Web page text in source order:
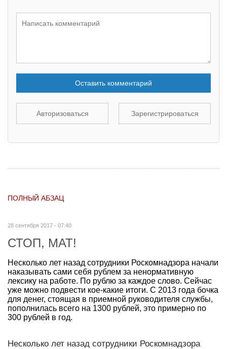
Оставить комментарий
Авторизоваться Зарегистрироваться
ПОЛНЫЙ АБЗАЦ
28 сентября 2017 - 07:40
СТОП, МАТ!
Несколько лет назад сотрудники Роскомнадзора начали
наказывать сами себя рублем за ненормативную
лексику на работе. По рублю за каждое слово. Сейчас
уже можно подвести кое-какие итоги. С 2013 года бочка
для денег, стоящая в приемной руководителя службы,
пополнилась всего на 1300 рублей, это примерно по
300 рублей в год.
Несколько лет назад сотрудники Роскомнадзора